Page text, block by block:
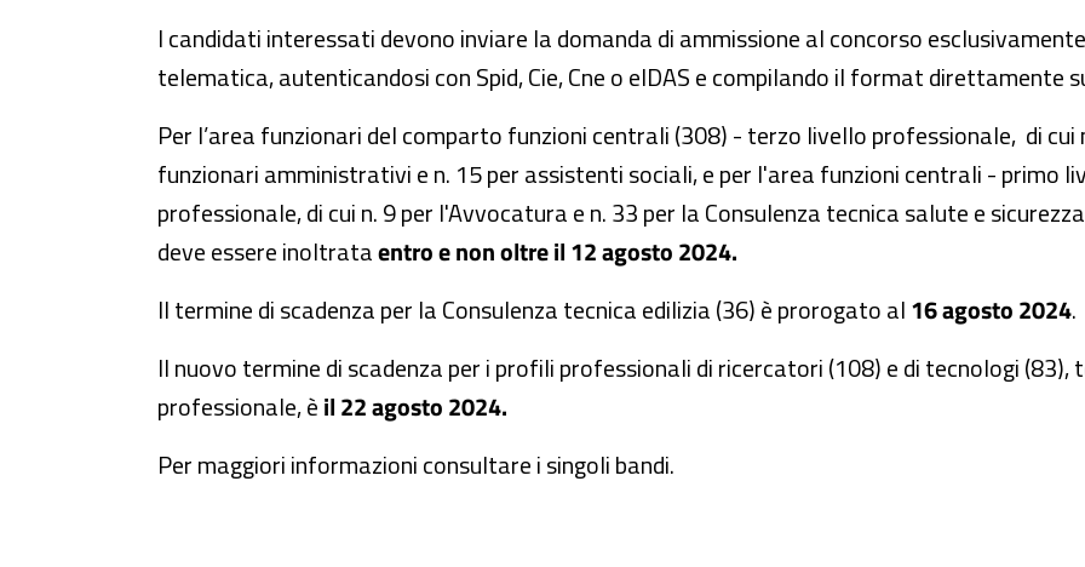
I candidati interessati devono inviare la domanda di ammissione al concorso
telematica, autenticandosi con Spid, Cie, Cne o eIDAS e compilando il format direttamente
Per l’area funzionari del comparto funzioni centrali (308) - terzo livello professionale, di cui
funzionari amministrativi e n. 15 per assistenti sociali, e per l'area funzioni centrali - primo
professionale, di cui n. 9 per l'Avvocatura e n. 33 per la Consulenza tecnica salute e
deve essere inoltrataentro e non oltre il 12 agosto 2024.
Il termine di scadenza per la Consulenza tecnica edilizia (36) è prorogato al16 agosto 2024.
Il nuovo termine di scadenza per i profili professionali di ricercatori (108) e di tecnologi (83),
professionale, èil 22 agosto 2024.
Per maggiori informazioni consultare i singoli bandi.